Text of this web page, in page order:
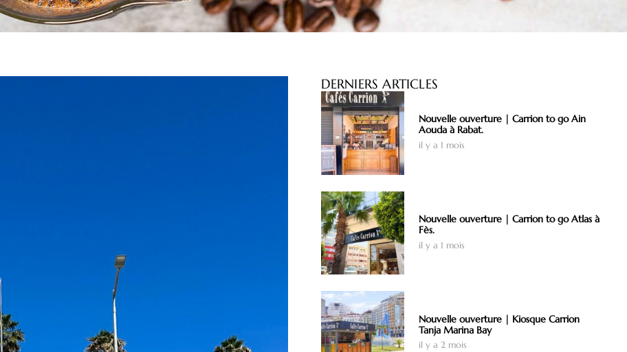
DERNIERS ARTICLES
Nouvelle ouverture | Carrion to go Ain
Aouda à Rabat.
il y a 1 mois
Nouvelle ouverture | Carrion to go Atlas à
Fès.
il y a 1 mois
Nouvelle ouverture | Kiosque Carrion
Tanja Marina Bay
il y a 2 mois